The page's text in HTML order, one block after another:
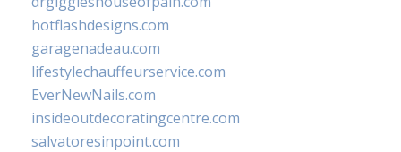
hotflashdesigns.com
garagenadeau.com
lifestylechauffeurservice.com
EverNewNails.com
insideoutdecoratingcentre.com
salvatoresinpoint.com